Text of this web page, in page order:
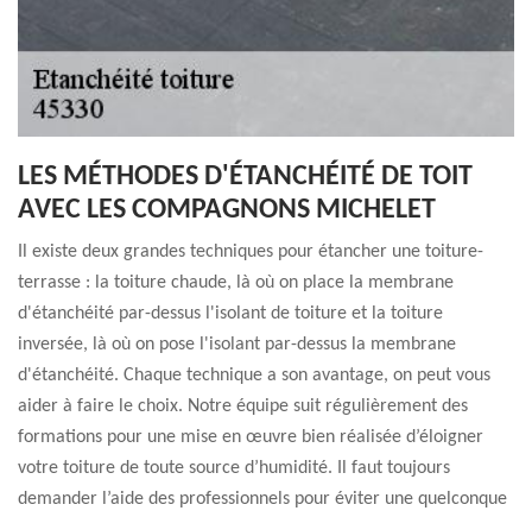
LES MÉTHODES D'ÉTANCHÉITÉ DE TOIT
AVEC LES COMPAGNONS MICHELET
Il existe deux grandes techniques pour étancher une toiture-
terrasse : la toiture chaude, là où on place la membrane
d'étanchéité par-dessus l'isolant de toiture et la toiture
inversée, là où on pose l'isolant par-dessus la membrane
d'étanchéité. Chaque technique a son avantage, on peut vous
aider à faire le choix. Notre équipe suit régulièrement des
formations pour une mise en œuvre bien réalisée d’éloigner
votre toiture de toute source d’humidité. Il faut toujours
demander l’aide des professionnels pour éviter une quelconque